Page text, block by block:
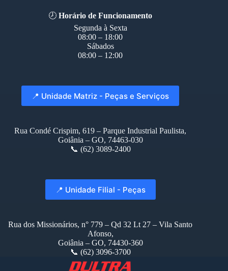
🕗Horário de Funcionamento
Segunda à Sexta
08:00 – 18:00
Sábados
08:00 – 12:00
📍 Unidade Matriz - Peças e Serviços
Rua Condé Crispim, 619 – Parque Industrial Paulista,
Goiânia – GO, 74463-030
📞 (62) 3089-2400
📍 Unidade Filial - Peças
Rua dos Missionários, n° 779 – Qd 32 Lt 27 – Vila Santo
Afonso,
Goiânia – GO, 74430-360
📞 (62) 3096-3700